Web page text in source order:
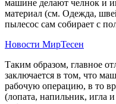
машине делают челнок и
материал (см. Одежда,
пылесос сам собирает с
Новости МирТесен
Таким образом, главное
заключается в том, что
рабочую операцию, в то
(лопата, напильник, игла